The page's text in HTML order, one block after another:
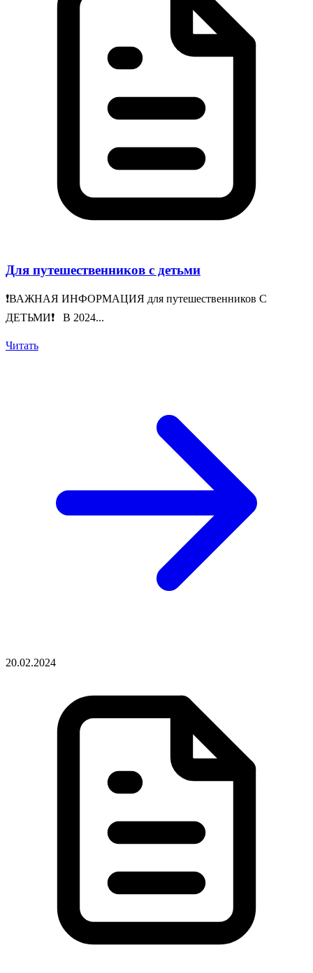
Для путешественников с детьми
❗️ВАЖНАЯ ИНФОРМАЦИЯ для путешественников С
ДЕТЬМИ❗️ В 2024...
Читать
20.02.2024